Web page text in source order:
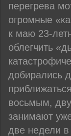
перегрева
огромные
к маю 23-
облегчить
добирались
восьмым,
занимают
две недели